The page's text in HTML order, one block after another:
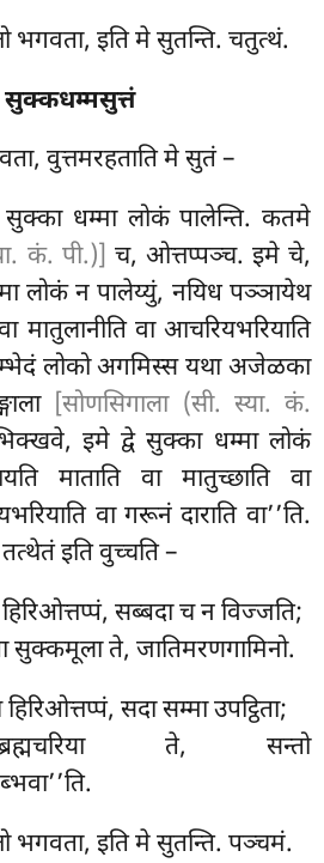
भगवता, इति मे सुतन्ति. चतुत्थं.
सुक्कधम्मसुत्तं
वुत्तमरहताति मे सुतं –
सुक्का धम्मा लोकं पालेन्ति. कतमे
कं. पी.)] च, ओत्तप्पञ्च. इमे चे,
लोकं न पालेय्युं, नयिध पञ्ञायेथ
मातुलानीति वा आचरियभरियाति
लोको अगमिस्स यथा अजेळका
[सोणसिगाला (सी. स्या. कं.
इमे द्वे सुक्का धम्मा लोकं
माताति वा मातुच्छाति वा
वा गरूनं दाराति वा’’ति.
इति वुच्चति –
सब्बदा च न विज्जति;
सुक्कमूला ते, जातिमरणगामिनो.
सदा सम्मा उपट्ठिता;
ते, सन्तो
भगवता, इति मे सुतन्ति. पञ्चमं.